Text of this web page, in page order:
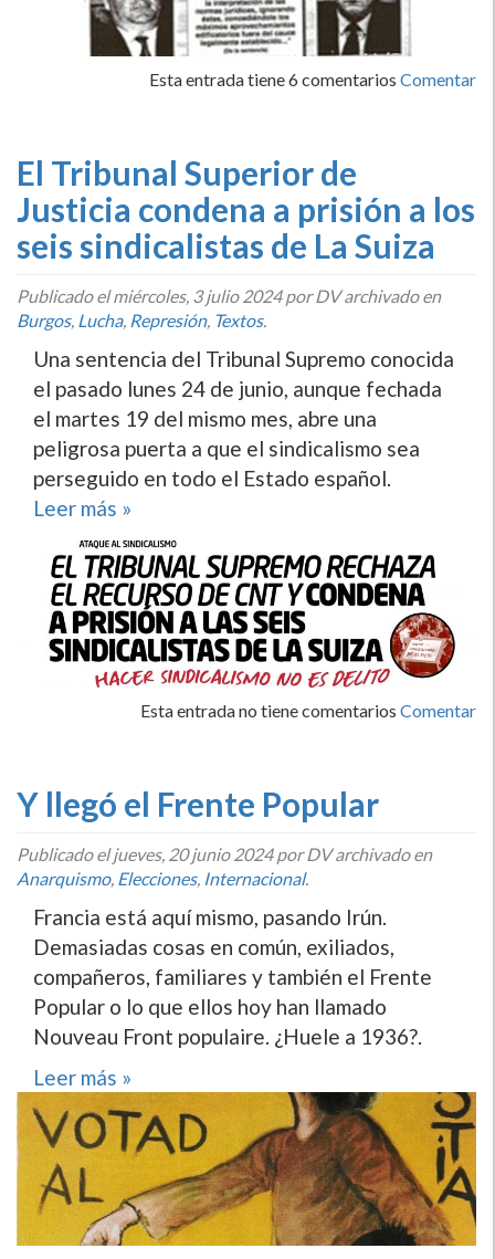
Esta entrada tiene 6 comentarios Comentar
El Tribunal Superior de
Justicia condena a prisión a los
seis sindicalistas de La Suiza
Publicado elmiércoles, 3 julio 2024por DV archivado en
Burgos, Lucha, Represión, Textos.
Una sentencia del Tribunal Supremo conocida
el pasado lunes 24 de junio, aunque fechada
el martes 19 del mismo mes, abre una
peligrosa puerta a que el sindicalismo sea
perseguido en todo el Estado español.
Leer más »
Esta entrada no tiene comentarios Comentar
Y llegó el Frente Popular
Publicado eljueves, 20 junio 2024por DV archivado en
Anarquismo, Elecciones, Internacional.
Francia está aquí mismo, pasando Irún.
Demasiadas cosas en común, exiliados,
compañeros, familiares y también el Frente
Popular o lo que ellos hoy han llamado
Nouveau Front populaire. ¿Huele a 1936?.
Leer más »